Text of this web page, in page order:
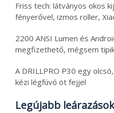
Friss tech: látványos okos
fényerővel, izmos roller,
2200 ANSI Lumen és
megfizethető, mégsem
A DRILLPRO P30 egy
kézi légfúvó öt fejjel
Legújabb leárazások